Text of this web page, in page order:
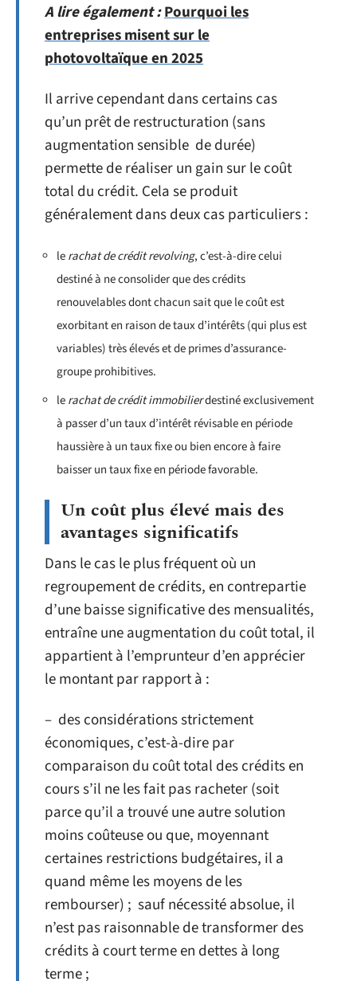
A lire également :Pourquoi les
entreprises misent sur le
photovoltaïque en 2025
Il arrive cependant dans certains cas
qu’un prêt de restructuration (sans
augmentation sensible de durée)
permette de réaliser un gain sur le coût
total du crédit. Cela se produit
généralement dans deux cas particuliers :
lerachat de crédit revolving, c’est-à-dire celui
destiné à ne consolider que des crédits
renouvelables dont chacun sait que le coût est
exorbitant en raison de taux d’intérêts (qui plus est
variables) très élevés et de primes d’assurance-
groupe prohibitives.
lerachat de crédit immobilierdestiné exclusivement
à passer d’un taux d’intérêt révisable en période
haussière à un taux fixe ou bien encore à faire
baisser un taux fixe en période favorable.
Un coût plus élevé mais des
avantages significatifs
Dans le cas le plus fréquent où un
regroupement de crédits, en contrepartie
d’une baisse significative des mensualités,
entraîne une augmentation du coût total, il
appartient à l’emprunteur d’en apprécier
le montant par rapport à :
– des considérations strictement
économiques, c’est-à-dire par
comparaison du coût total des crédits en
cours s’il ne les fait pas racheter (soit
parce qu’il a trouvé une autre solution
moins coûteuse ou que, moyennant
certaines restrictions budgétaires, il a
quand même les moyens de les
rembourser) ; sauf nécessité absolue, il
n’est pas raisonnable de transformer des
crédits à court terme en dettes à long
terme ;